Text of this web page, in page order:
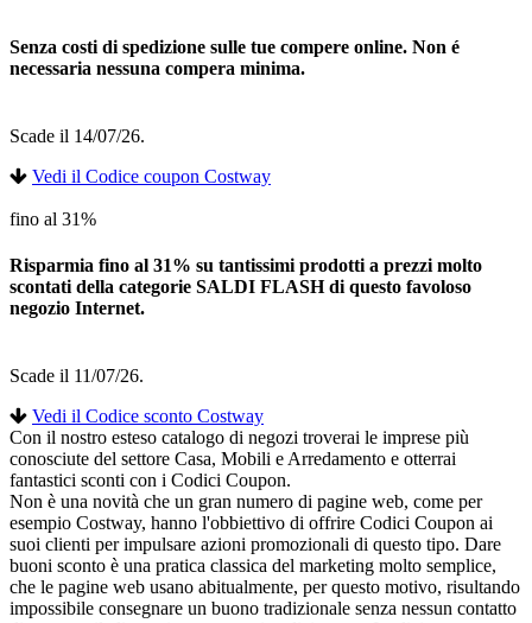
Senza costi di spedizione sulle tue compere online. Non é
necessaria nessuna compera minima.
Scade il 14/07/26.
Vedi il Codice coupon Costway
fino al 31%
Risparmia fino al 31% su tantissimi prodotti a prezzi molto
scontati della categorie SALDI FLASH di questo favoloso
negozio Internet.
Scade il 11/07/26.
Vedi il Codice sconto Costway
Con il nostro esteso catalogo di negozi troverai le imprese più
conosciute del settore Casa, Mobili e Arredamento e otterrai
fantastici sconti con i Codici Coupon.
Non è una novità che un gran numero di pagine web, come per
esempio Costway, hanno l'obbiettivo di offrire Codici Coupon ai
suoi clienti per impulsare azioni promozionali di questo tipo. Dare
buoni sconto è una pratica classica del marketing molto semplice,
che le pagine web usano abitualmente, per questo motivo, risultando
impossibile consegnare un buono tradizionale senza nessun contatto